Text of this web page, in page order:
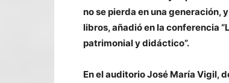
no se pierda en una generación,
libros, añadió en la conferencia
patrimonial y didáctico”.
En el auditorio José María Vigil,